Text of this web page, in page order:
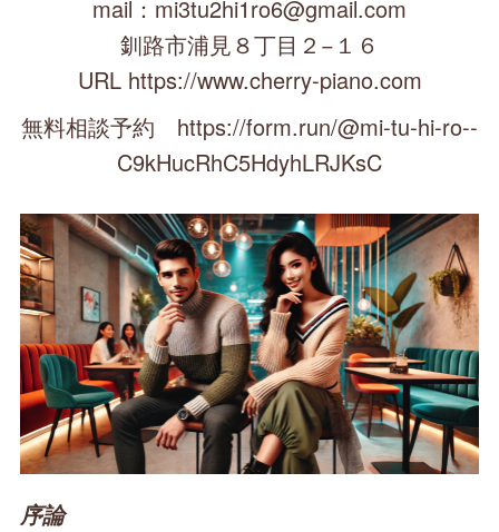
mail：mi3tu2hi1ro6@gmail.com
釧路市浦見８丁目２−１６
URL https://www.cherry-piano.com
無料相談予約 https://form.run/@mi-tu-hi-ro--
C9kHucRhC5HdyhLRJKsC
序論